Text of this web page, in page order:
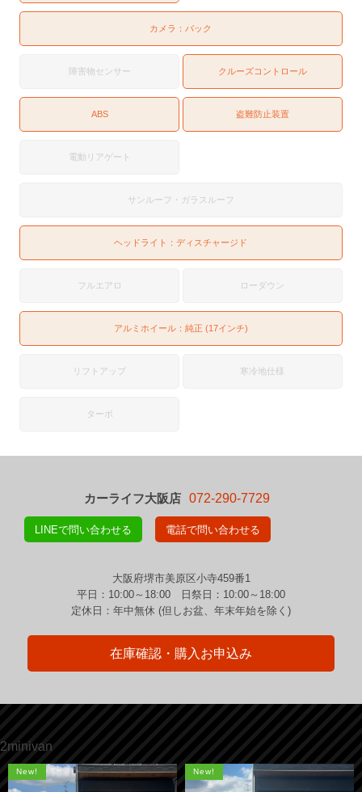
カメラ： バック
障害物センサー クルーズコントロール
ABS 盗難防止装置
電動リアゲート
サンルーフ・ガラスルーフ
ヘッドライト：ディスチャージド
フルエアロ ローダウン
アルミホイール：純正 (17インチ)
リフトアップ 寒冷地仕様
ターボ
カーライフ大阪店 072-290-7729
LINEで問い合わせる 電話で問い合わせる
大阪府堺市美原区小寺459番1
平日：10:00～18:00 日祭日：10:00～18:00
定休日：年中無休 (但しお盆、年末年始を除く)
在庫確認・購入お申込み
2minivan
New! New!